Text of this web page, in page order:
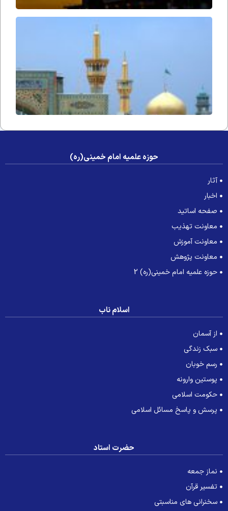
آوازِ
حوزه علمیه امام خمینی(ره)
آثار
اخبار
صفحه اساتید
معاونت تهذیب
معاونت آموزش
معاونت پژوهش
حوزه علمیه امام خمینی(ره) 2
اسلام ناب
از آسمان
سبک زندگی
رسم خوبان
پوستین وارونه
حکومت اسلامی
پرسش و پاسخ مسائل اسلامی
حضرت استاد
نماز جمعه
تفسیر قرآن
سخنرانی های مناسبتی